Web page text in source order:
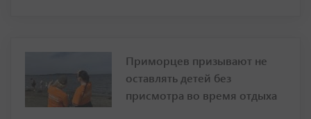
Приморцев призывают не
оставлять детей без
присмотра во время отдыха